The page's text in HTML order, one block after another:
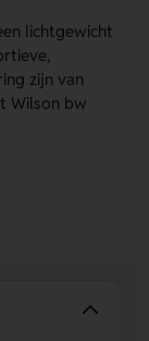
lichtgewicht
zijn van
Wilson bw
hem lekker
right (100
naam of